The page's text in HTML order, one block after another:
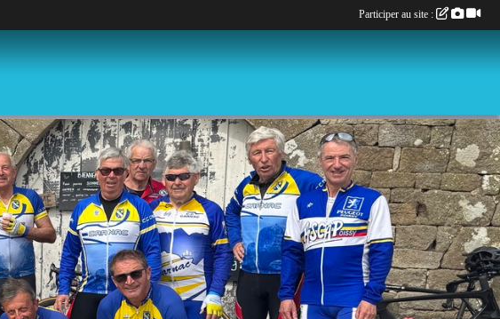
Participer au site :